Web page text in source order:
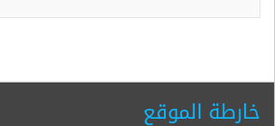
خارطة الموقع